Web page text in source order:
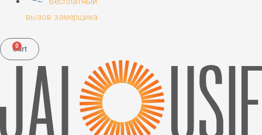
вызов замерщика
0
Cart